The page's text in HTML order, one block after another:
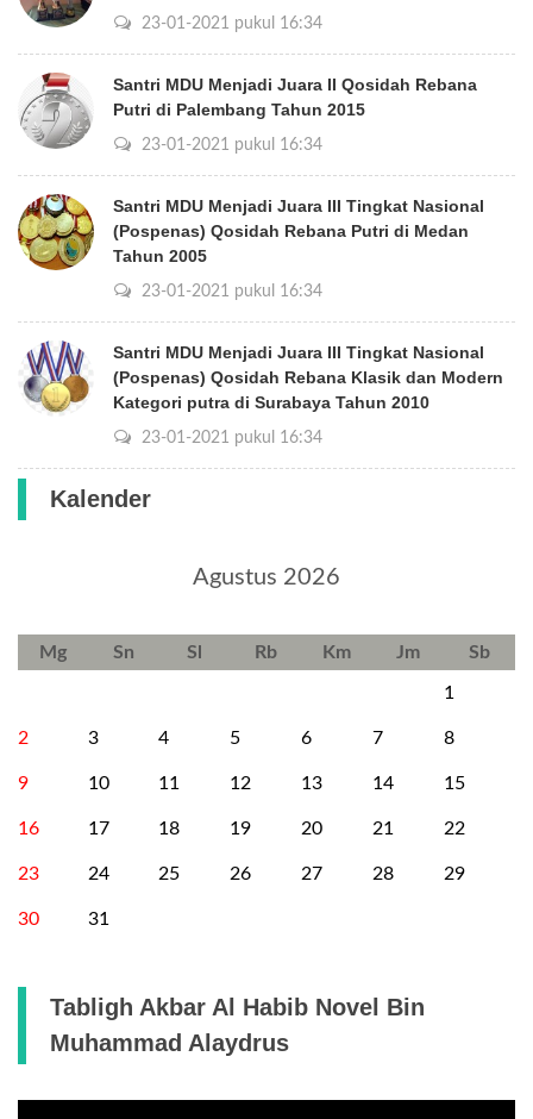
23-01-2021 pukul 16:34
Santri MDU Menjadi Juara II Qosidah Rebana
Putri di Palembang Tahun 2015
23-01-2021 pukul 16:34
Santri MDU Menjadi Juara III Tingkat Nasional
(Pospenas) Qosidah Rebana Putri di Medan
Tahun 2005
23-01-2021 pukul 16:34
Santri MDU Menjadi Juara III Tingkat Nasional
(Pospenas) Qosidah Rebana Klasik dan Modern
Kategori putra di Surabaya Tahun 2010
23-01-2021 pukul 16:34
Kalender
Agustus 2026
Mg Sn Sl Rb Km Jm Sb
1
2 3 4 5 6 7 8
9 10 11 12 13 14 15
16 17 18 19 20 21 22
23 24 25 26 27 28 29
30 31
Tabligh Akbar Al Habib Novel Bin
Muhammad Alaydrus